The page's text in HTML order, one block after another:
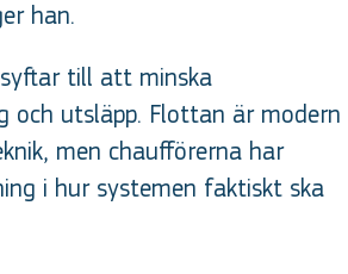
han.
till att minska
och utsläpp. Flottan är modern
men chaufförerna har
i hur systemen faktiskt ska